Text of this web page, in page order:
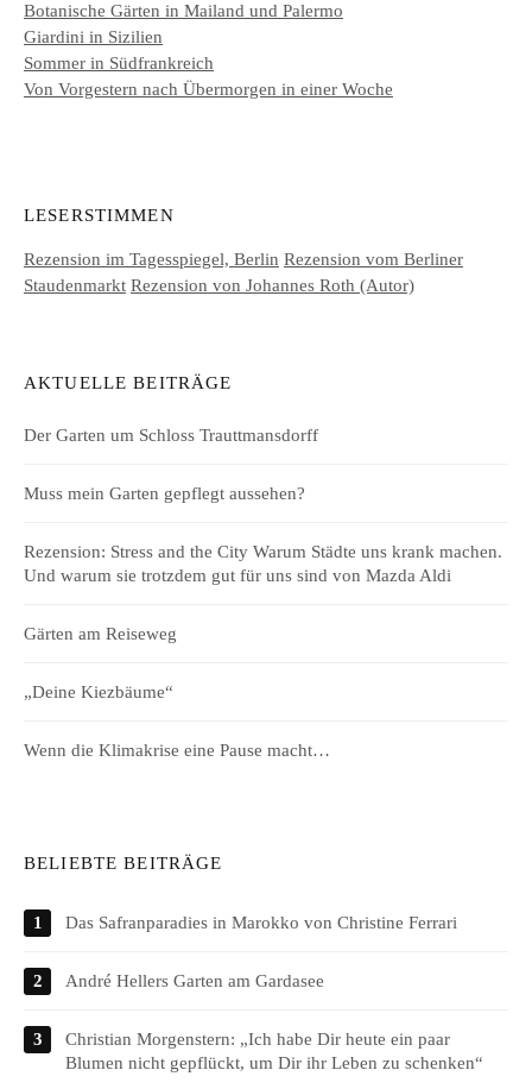
Botanische Gärten in Mailand und Palermo
Giardini in Sizilien
Sommer in Südfrankreich
Von Vorgestern nach Übermorgen in einer Woche
LESERSTIMMEN
Rezension im Tagesspiegel, Berlin Rezension vom Berliner
Staudenmarkt Rezension von Johannes Roth (Autor)
AKTUELLE BEITRÄGE
Der Garten um Schloss Trauttmansdorff
Muss mein Garten gepflegt aussehen?
Rezension: Stress and the City Warum Städte uns krank machen.
Und warum sie trotzdem gut für uns sind von Mazda Aldi
Gärten am Reiseweg
„Deine Kiezbäume“
Wenn die Klimakrise eine Pause macht…
BELIEBTE BEITRÄGE
Das Safranparadies in Marokko von Christine Ferrari
André Hellers Garten am Gardasee
Christian Morgenstern: „Ich habe Dir heute ein paar
Blumen nicht gepflückt, um Dir ihr Leben zu schenken“